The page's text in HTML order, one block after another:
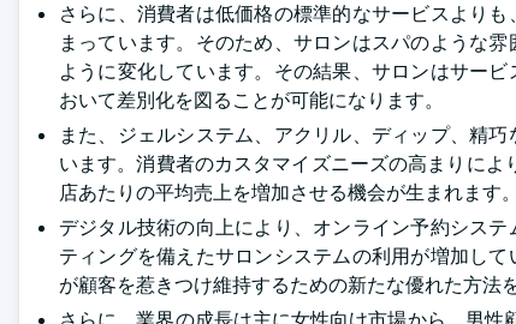
さらに、消費者は低価格の標準的なサービスより
まっています。そのため、サロンはスパのような
ように変化しています。その結果、サロンはサー
おいて差別化を図ることが可能になります。
また、ジェルシステム、アクリル、ディップ、精
います。消費者のカスタマイズニーズの高まりに
店あたりの平均売上を増加させる機会が生まれます。
デジタル技術の向上により、オンライン予約シス
ティングを備えたサロンシステムの利用が増加し
が顧客を惹きつけ維持するための新たな優れた方法